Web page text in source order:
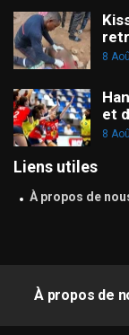
8
et
8
Liens utiles
À propos de
À propos de